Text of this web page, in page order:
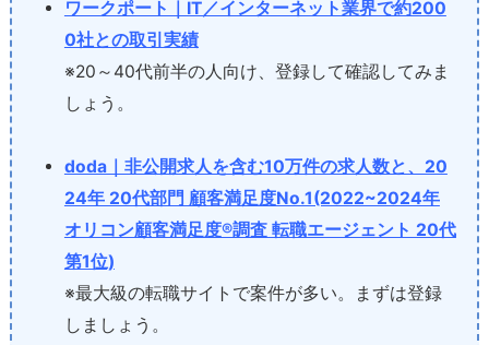
ワークポート｜IT／インターネット業界で約200
0社との取引実績
※20～40代前半の人向け、登録して確認してみま
しょう。
doda｜非公開求人を含む10万件の求人数と、20
24年 20代部門 顧客満足度No.1(2022~2024年
オリコン顧客満足度®調査 転職エージェント 20代
第1位)
※最大級の転職サイトで案件が多い。まずは登録
しましょう。